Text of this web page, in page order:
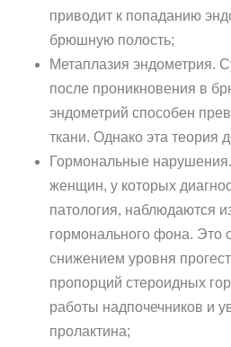
приводит к попаданию
брюшную полость;
Метаплазия эндометрия.
после проникновения в
эндометрий способен
ткани. Однако эта теория
Гормональные
женщин, у которых
патология, наблюдаются
гормонального фона. Это
снижением уровня
пропорций стероидных
работы надпочечников и
пролактина;